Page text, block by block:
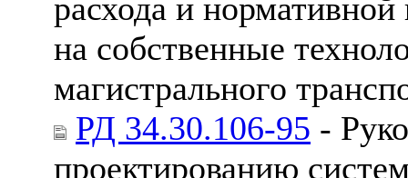
расхода и
на собственные
магистрального
РД 34.30.106-95 -
проектированию